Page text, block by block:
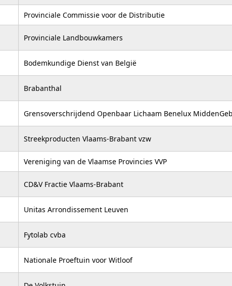
Provinciale Commissie voor de Distributie
Provinciale Landbouwkamers
Bodemkundige Dienst van België
Brabanthal
Grensoverschrijdend Openbaar Lichaam Benelux
Streekproducten Vlaams-Brabant vzw
Vereniging van de Vlaamse Provincies VVP
CD&V Fractie Vlaams-Brabant
Unitas Arrondissement Leuven
Fytolab cvba
Nationale Proeftuin voor Witloof